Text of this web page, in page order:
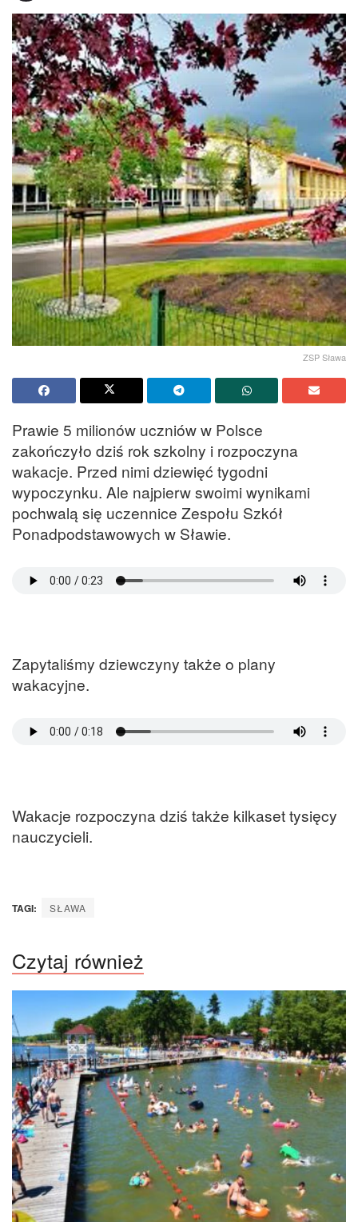
ZSP Sława
Prawie 5 milionów uczniów w Polsce
zakończyło dziś rok szkolny i rozpoczyna
wakacje. Przed nimi dziewięć tygodni
wypoczynku. Ale najpierw swoimi wynikami
pochwalą się uczennice Zespołu Szkół
Ponadpodstawowych w Sławie.
Zapytaliśmy dziewczyny także o plany
wakacyjne.
Wakacje rozpoczyna dziś także kilkaset tysięcy
nauczycieli.
TAGI: SŁAWA
Czytaj również